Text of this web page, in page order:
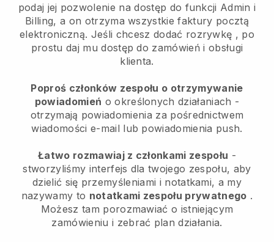
podaj jej pozwolenie na dostęp do funkcji Admin i
Billing, a on otrzyma wszystkie faktury pocztą
elektroniczną. Jeśli chcesz dodać rozrywkę , po
prostu daj mu dostęp do zamówień i obsługi
klienta.
Poproś członków zespołu o otrzymywanie
powiadomień o określonych działaniach -
otrzymają powiadomienia za pośrednictwem
wiadomości e-mail lub powiadomienia push.
Łatwo rozmawiaj z członkami zespołu -
stworzyliśmy interfejs dla twojego zespołu, aby
dzielić się przemyśleniami i notatkami, a my
nazywamy to notatkami zespołu prywatnego .
Możesz tam porozmawiać o istniejącym
zamówieniu i zebrać plan działania.